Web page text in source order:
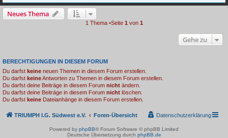
Neues Thema
1 Thema •Seite 1 von 1
Gehe zu
BERECHTIGUNGEN IN DIESEM FORUM
Du darfst keine neuen Themen in diesem Forum erstellen.
Du darfst keineAntworten zu Themen in diesem Forum erstellen.
Du darfst deine Beiträge in diesem Forum nicht ändern.
Du darfst deine Beiträge in diesem Forum nicht löschen.
Du darfst keine Dateianhänge in diesem Forum erstellen.
TRIUMPH I.G. Südwest e.V. Foren-Übersicht Datenschutzerklärung
Powered by phpBB® Forum Software © phpBB Limited
Deutsche Übersetzung durch phpBB.de